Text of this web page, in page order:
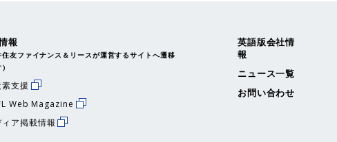
報
住友ファイナンス＆リースが運営するサイトへ遷移
支援
Web Magazine
ィア掲載情報
英語版会社情
報
ニュース一覧
お問い合わせ